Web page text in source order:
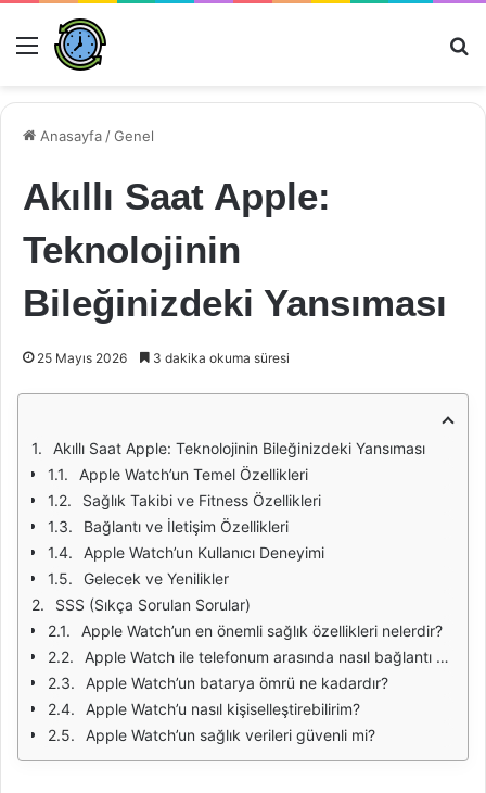
Menü
Anasayfa /Genel
Akıllı Saat Apple:
Teknolojinin
Bileğinizdeki Yansıması
25 Mayıs 2026 3 dakika okuma süresi
Akıllı Saat Apple: Teknolojinin Bileğinizdeki Yansıması
Apple Watch’un Temel Özellikleri
Sağlık Takibi ve Fitness Özellikleri
Bağlantı ve İletişim Özellikleri
Apple Watch’un Kullanıcı Deneyimi
Gelecek ve Yenilikler
SSS (Sıkça Sorulan Sorular)
Apple Watch’un en önemli sağlık özellikleri nelerdir?
Apple Watch ile telefonum arasında nasıl bağlantı kurabilirim?
Apple Watch’un batarya ömrü ne kadardır?
Apple Watch’u nasıl kişiselleştirebilirim?
Apple Watch’un sağlık verileri güvenli mi?